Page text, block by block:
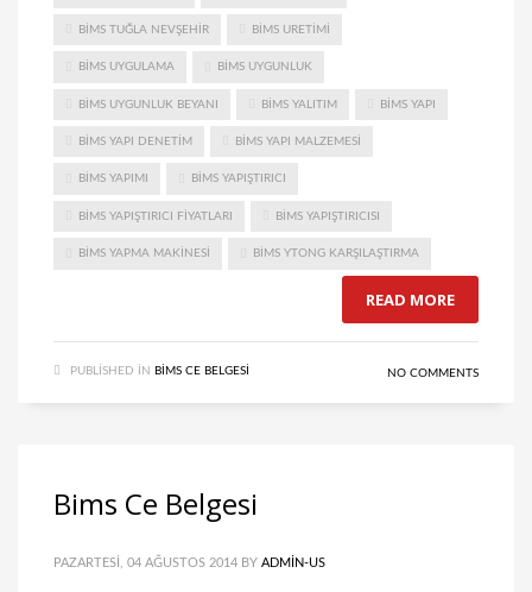
BIMS TUĞLA NEVŞEHIR BIMS URETIMI
BIMS UYGULAMA BIMS UYGUNLUK
BIMS UYGUNLUK BEYANI BIMS YALITIM BIMS YAPI
BIMS YAPI DENETIM BIMS YAPI MALZEMESI
BIMS YAPIMI BIMS YAPIŞTIRICI
BIMS YAPIŞTIRICI FIYATLARI BIMS YAPIŞTIRICISI
BIMS YAPMA MAKINESI BIMS YTONG KARŞILAŞTIRMA
READ MORE
PUBLISHED IN BIMS CE BELGESI NO COMMENTS
Bims Ce Belgesi
PAZARTESI, 04 AĞUSTOS 2014 BY ADMIN-US